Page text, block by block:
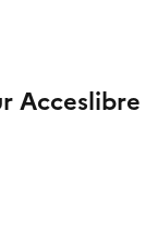
Acceslibre